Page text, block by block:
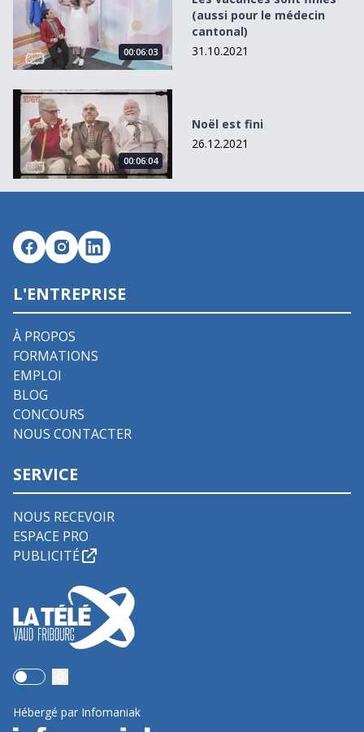
00:06:03
(aussi pour le médecin
cantonal)
31.10.2021
Noël est fini
00:06:04
Noël est fini
26.12.2021
L'ENTREPRISE
À PROPOS
FORMATIONS
EMPLOI
BLOG
CONCOURS
NOUS CONTACTER
SERVICE
NOUS RECEVOIR
ESPACE PRO
PUBLICITÉ
Use setting
Hébergé par Infomaniak